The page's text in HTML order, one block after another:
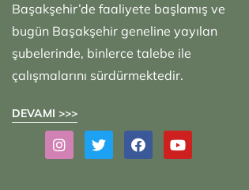
Başakşehir’de faaliyete başlamış ve
bugün Başakşehir geneline yayılan
şubelerinde, binlerce talebe ile
çalışmalarını sürdürmektedir.
DEVAMI >>>